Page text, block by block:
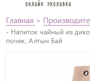
Главная >
- Напиток чайный из
почек, Алтын Бай